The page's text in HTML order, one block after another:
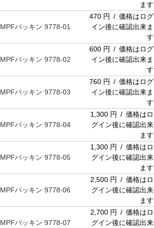
ます
MPFパッキン 9778-01
470 円 / 価格はログ
イン後に確認出来ま
す
MPFパッキン 9778-02
600 円 / 価格はログ
イン後に確認出来ま
す
MPFパッキン 9778-03
760 円 / 価格はログ
イン後に確認出来ま
す
MPFパッキン 9778-04
1,300 円 / 価格はロ
グイン後に確認出来
ます
MPFパッキン 9778-05
1,300 円 / 価格はロ
グイン後に確認出来
ます
MPFパッキン 9778-06
2,500 円 / 価格はロ
グイン後に確認出来
ます
MPFパッキン 9778-07
2,700 円 / 価格はロ
グイン後に確認出来